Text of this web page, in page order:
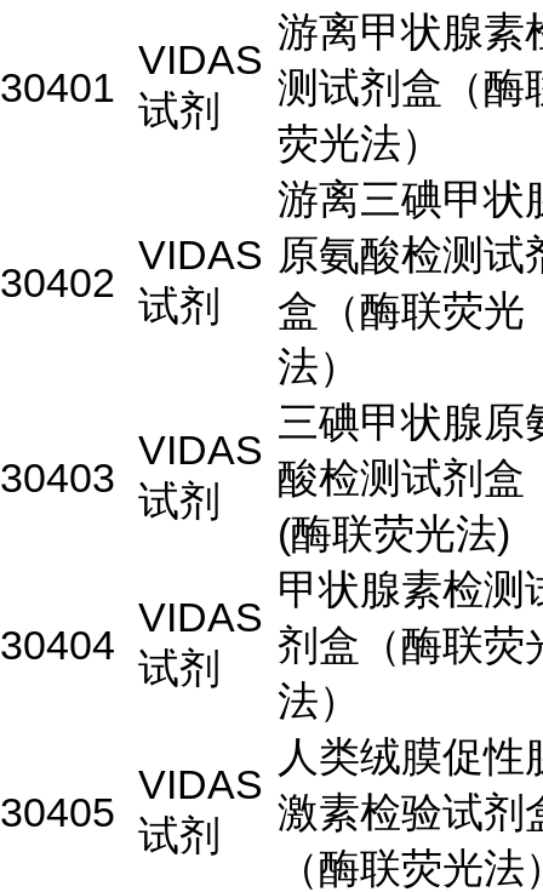
30401
VIDAS
试剂
游离甲状腺素
测试剂盒（酶
荧光法）
30402
VIDAS
试剂
游离三碘甲状
原氨酸检测试
盒（酶联荧光
法）
30403
VIDAS
试剂
三碘甲状腺原
酸检测试剂盒
(酶联荧光法)
30404
VIDAS
试剂
甲状腺素检测
剂盒（酶联荧
法）
30405
VIDAS
试剂
人类绒膜促性
激素检验试剂
（酶联荧光法